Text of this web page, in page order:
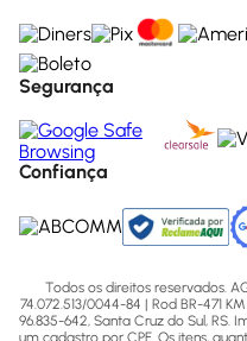
Segurança
Confiança
Todos os direitos reservados.
74.072.513/0044-84 | Rod BR-471
96.835-642, Santa Cruz do Sul, RS.
um cadastro por CPF. Os itens,